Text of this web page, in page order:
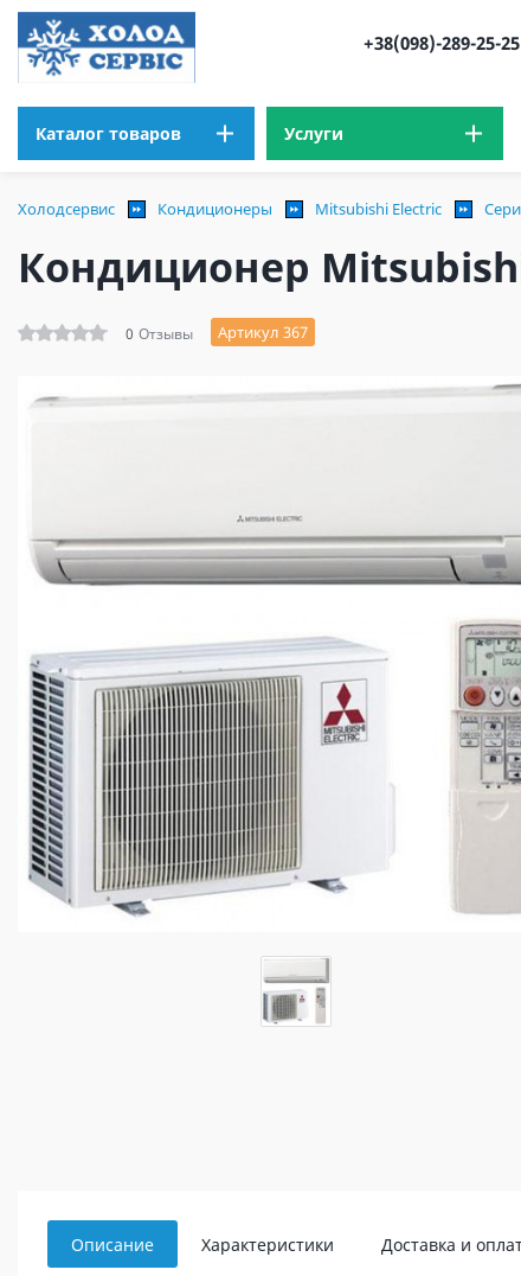
+38(098)-289-25-25
Каталог товаров Услуги
Холодсервис Кондиционеры Mitsubishi Electric
Кондиционер Mitsubishi
0 Отзывы Артикул 367
Описание Характеристики Доставка и